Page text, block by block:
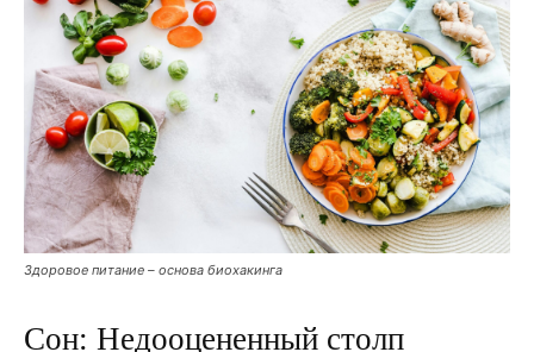
Здоровое питание – основа биохакинга
Сон: Недооцененный столп